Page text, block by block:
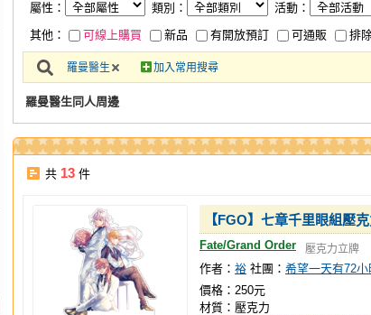
屬性： 類別：
活動：
其他：
可線上購買 新品 有開放預訂 可通販 排
羅曼醫生 加入常用搜尋
羅曼醫生同人周邊
共 13 件
【FGO】七章千里眼組壓
Fate/Grand Order 壓克力立牌
作者： 裕 社團： 希望一天有72小
價格：250元
材質：壓克力